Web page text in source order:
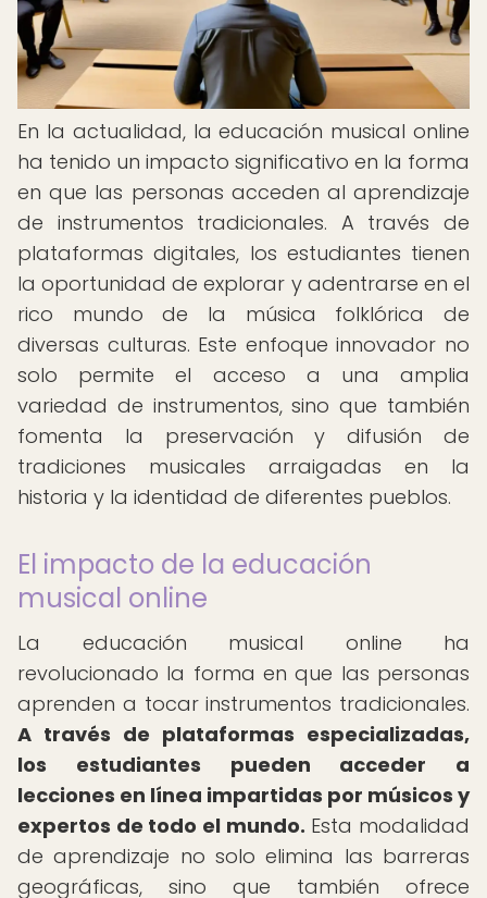
En la actualidad, la educación musical online
ha tenido un impacto significativo en la forma
en que las personas acceden al aprendizaje
de instrumentos tradicionales. A través de
plataformas digitales, los estudiantes tienen
la oportunidad de explorar y adentrarse en el
rico mundo de la música folklórica de
diversas culturas. Este enfoque innovador no
solo permite el acceso a una amplia
variedad de instrumentos, sino que también
fomenta la preservación y difusión de
tradiciones musicales arraigadas en la
historia y la identidad de diferentes pueblos.
El impacto de la educación
musical online
La educación musical online ha
revolucionado la forma en que las personas
aprenden a tocar instrumentos tradicionales.
A través de plataformas especializadas,
los estudiantes pueden acceder a
lecciones en línea impartidas por músicos y
expertos de todo el mundo. Esta modalidad
de aprendizaje no solo elimina las barreras
geográficas, sino que también ofrece